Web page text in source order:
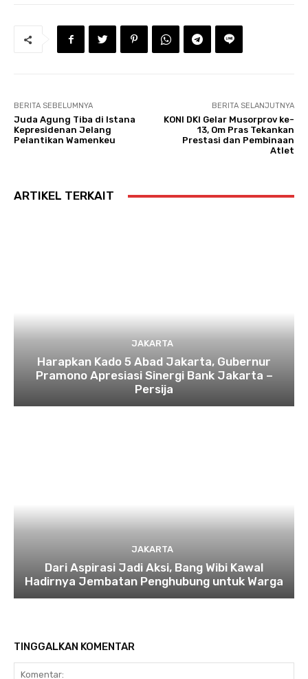
BERITA SEBELUMNYA
Juda Agung Tiba di Istana
Kepresidenan Jelang
Pelantikan Wamenkeu
BERITA SELANJUTNYA
KONI DKI Gelar Musorprov ke-
13, Om Pras Tekankan
Prestasi dan Pembinaan
Atlet
ARTIKEL TERKAIT
JAKARTA
Harapkan Kado 5 Abad Jakarta, Gubernur
Pramono Apresiasi Sinergi Bank Jakarta –
Persija
JAKARTA
Dari Aspirasi Jadi Aksi, Bang Wibi Kawal
Hadirnya Jembatan Penghubung untuk Warga
TINGGALKAN KOMENTAR